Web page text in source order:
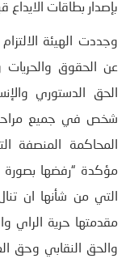
بإصدار بطاقات الايداع
وجددت الهيئة
عن الحقوق
الحق الدستوري
شخص في جميع مراحل
المحاكمة المنصفة
مؤكدة “رفضها بصورة
التي من شأنها ان
مقدمتها حرية الراي
والحق النقابي وحق